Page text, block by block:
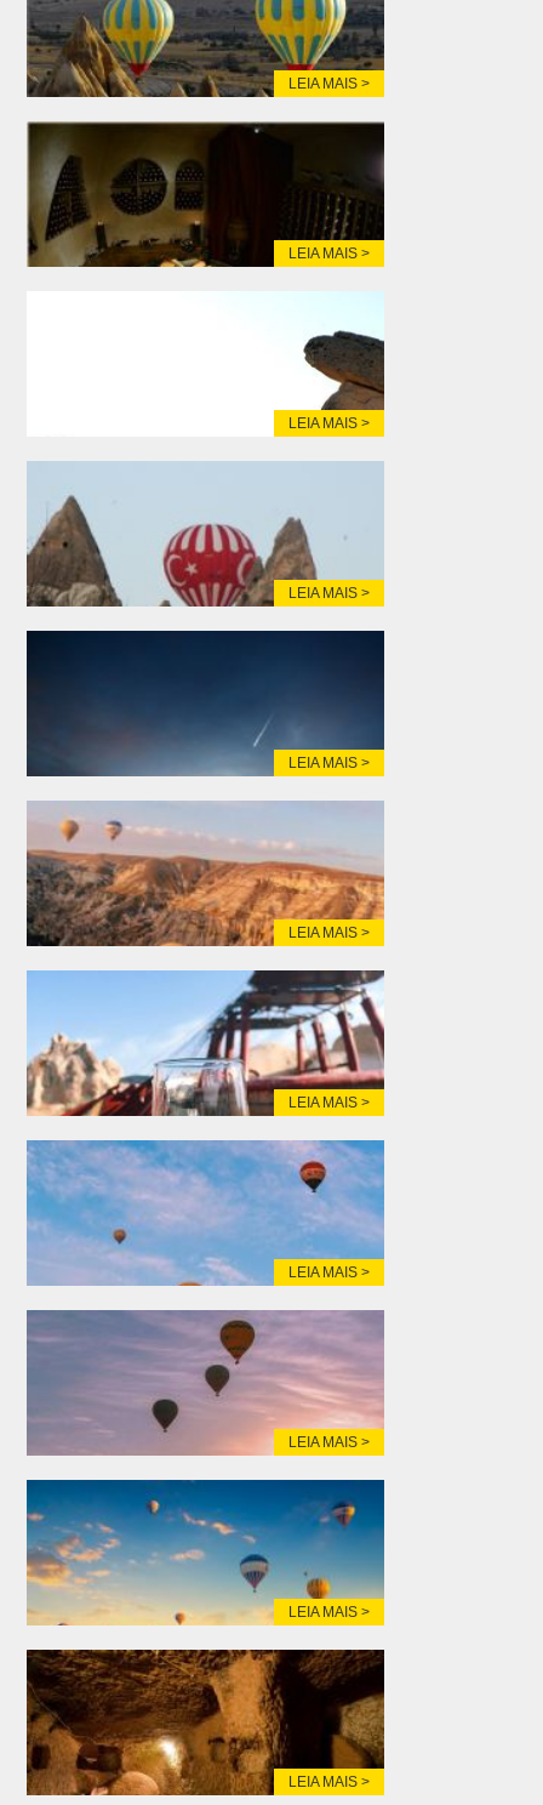
LEIA MAIS >
LEIA MAIS >
LEIA MAIS >
LEIA MAIS >
LEIA MAIS >
LEIA MAIS >
LEIA MAIS >
LEIA MAIS >
LEIA MAIS >
LEIA MAIS >
LEIA MAIS >